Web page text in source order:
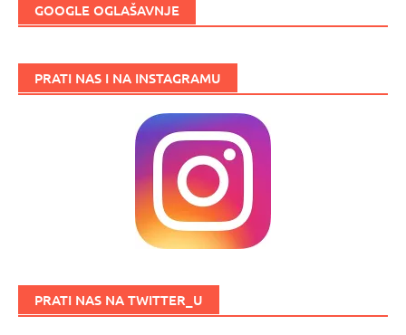
GOOGLE OGLAŠAVNJE
PRATI NAS I NA INSTAGRAMU
PRATI NAS NA TWITTER_U